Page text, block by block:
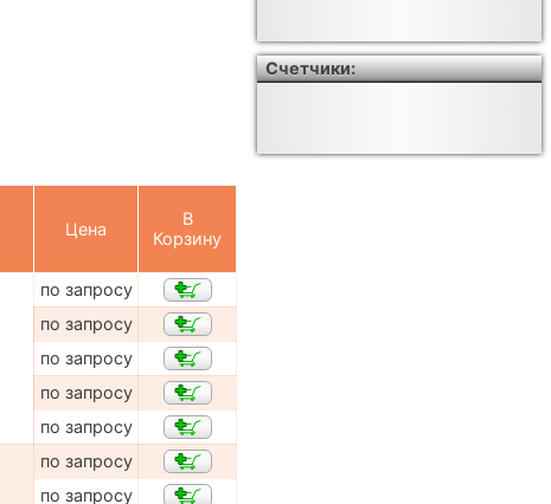
Цена
В
Корзину
по запросу
по запросу
по запросу
по запросу
по запросу
по запросу
по запросу
Счетчики: